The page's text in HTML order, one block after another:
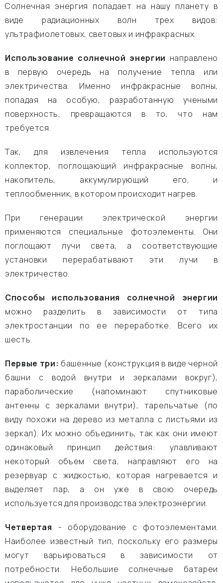
Солнечная энергия попадает на нашу планету в
виде радиационных волн трех видов:
ультрафиолетовых, световых и инфракрасных.
Использование солнечной энергии направлено
в первую очередь на получение тепла или
электричества. Именно инфракрасные волны,
попадая на особую, разработанную учеными
поверхность, превращаются в то, что нам
требуется.
Так, для извлечения тепла используются
коллектор, поглощающий инфракрасные волны,
накопитель, аккумулирующий его, и
теплообменник, в котором происходит нагрев.
При генерации электрической энергии
применяются специальные фотоэлементы. Они
поглощают лучи света, а соответствующие
установки перерабатывают эти лучи в
электричество.
Способы использования солнечной энергии
можно разделить в зависимости от типа
электростанции по ее переработке. Всего их
шесть.
Первые три: башенные (конструкция в виде черной
башни с водой внутри и зеркалами вокруг),
параболические (напоминают спутниковые
антенны с зеркалами внутри), тарельчатые (по
виду похожи на дерево из металла с листьями из
зеркал). Их можно объединить, так как они имеют
одинаковый принцип действия: улавливают
некоторый объем света, направляют его на
резервуар с жидкостью, которая нагревается и
выделяет пар, а он уже в свою очередь
используется для производства электроэнергии.
Четвертая - оборудование с фотоэлементами.
Наиболее известный тип, поскольку его размеры
могут варьироваться в зависимости от
потребности. Небольшие солнечные батареи